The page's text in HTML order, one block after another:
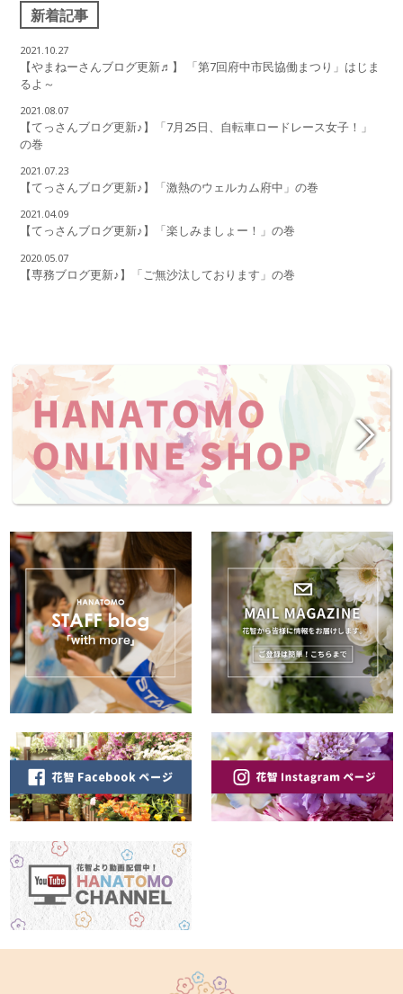
新着記事
2021.10.27
【やまねーさんブログ更新♬】 「第7回府中市民協働まつり」はじま
るよ～
2021.08.07
【てっさんブログ更新♪】「7月25日、自転車ロードレース女子！」
の巻
2021.07.23
【てっさんブログ更新♪】「激熱のウェルカム府中」の巻
2021.04.09
【てっさんブログ更新♪】「楽しみましょー！」の巻
2020.05.07
【専務ブログ更新♪】「ご無沙汰しております」の巻